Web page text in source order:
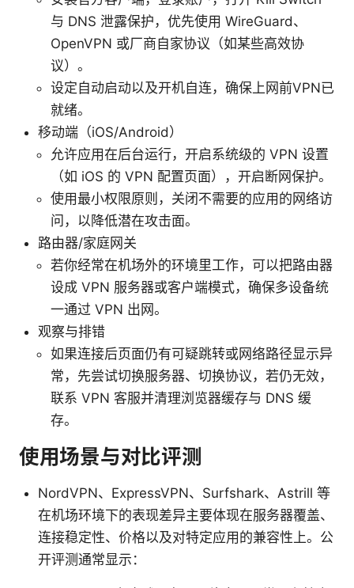
与 DNS 泄露保护，优先使用 WireGuard、
OpenVPN 或厂商自家协议（如某些高效协
议）。
设定自动启动以及开机自连，确保上网前VPN已
就绪。
移动端（iOS/Android）
允许应用在后台运行，开启系统级的 VPN 设置
（如 iOS 的 VPN 配置页面），开启断网保护。
使用最小权限原则，关闭不需要的应用的网络访
问，以降低潜在攻击面。
路由器/家庭网关
若你经常在机场外的环境里工作，可以把路由器
设成 VPN 服务器或客户端模式，确保多设备统
一通过 VPN 出网。
观察与排错
如果连接后页面仍有可疑跳转或网络路径显示异
常，先尝试切换服务器、切换协议，若仍无效，
联系 VPN 客服并清理浏览器缓存与 DNS 缓
存。
使用场景与对比评测
NordVPN、ExpressVPN、Surfshark、Astrill 等
在机场环境下的表现差异主要体现在服务器覆盖、
连接稳定性、价格以及对特定应用的兼容性上。公
开评测通常显示：